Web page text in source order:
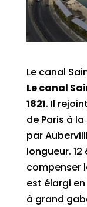
Le canal
Le canal
1821. Il
de Paris à
par
longueur.
compenser
est élargi
à grand